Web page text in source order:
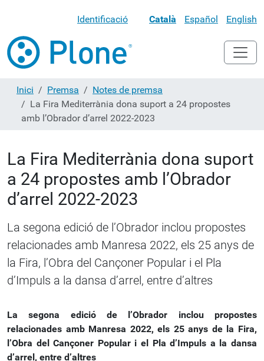
Identificació Català Español English
Inici Premsa
Notes de premsa
La Fira Mediterrània dona suport a 24 propostes
amb l’Obrador d’arrel 2022-2023
La Fira Mediterrània dona suport
a 24 propostes amb l’Obrador
d’arrel 2022-2023
La segona edició de l’Obrador inclou propostes
relacionades amb Manresa 2022, els 25 anys de
la Fira, l’Obra del Cançoner Popular i el Pla
d’Impuls a la dansa d’arrel, entre d’altres
La segona edició de l’Obrador inclou propostes
relacionades amb Manresa 2022, els 25 anys de la Fira,
l’Obra del Cançoner Popular i el Pla d’Impuls a la dansa
d’arrel, entre d’altres